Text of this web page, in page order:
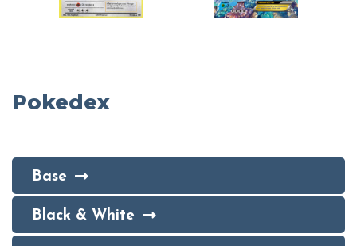
Pokedex
Base
Black & White